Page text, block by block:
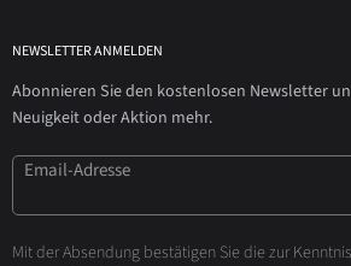
NEWSLETTER ANMELDEN
Abonnieren Sie den kostenlosen Newsletter
Neuigkeit oder Aktion mehr.
Email-Adresse
Mit der Absendung bestätigen Sie die zur